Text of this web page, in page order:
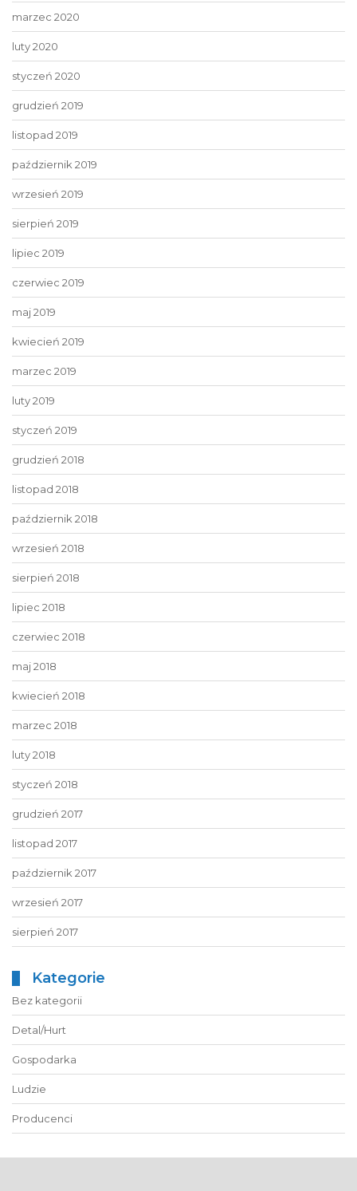
marzec 2020
luty 2020
styczeń 2020
grudzień 2019
listopad 2019
październik 2019
wrzesień 2019
sierpień 2019
lipiec 2019
czerwiec 2019
maj 2019
kwiecień 2019
marzec 2019
luty 2019
styczeń 2019
grudzień 2018
listopad 2018
październik 2018
wrzesień 2018
sierpień 2018
lipiec 2018
czerwiec 2018
maj 2018
kwiecień 2018
marzec 2018
luty 2018
styczeń 2018
grudzień 2017
listopad 2017
październik 2017
wrzesień 2017
sierpień 2017
Kategorie
Bez kategorii
Detal/Hurt
Gospodarka
Ludzie
Producenci